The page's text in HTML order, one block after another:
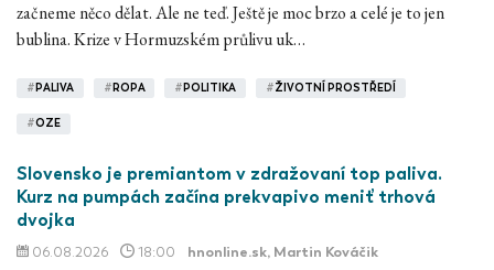
začneme něco dělat. Ale ne teď. Ještě je moc brzo a celé je to jen
bublina. Krize v Hormuzském průlivu uk…
# PALIVA # ROPA # POLITIKA #ŽIVOTNÍ PROSTŘEDÍ
#OZE
Slovensko je premiantom v zdražovaní top paliva.
Kurz na pumpách začína prekvapivo meniť trhová
dvojka
06.08.2026 18:00 hnonline.sk, Martin Kováčik